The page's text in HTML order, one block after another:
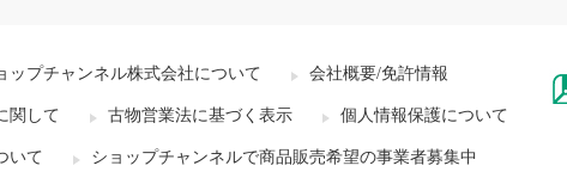
ップチャンネル株式会社について 会社概要/免許情報
関して 古物営業法に基づく表示 個人情報保護について
いて ショップチャンネルで商品販売希望の事業者募集中